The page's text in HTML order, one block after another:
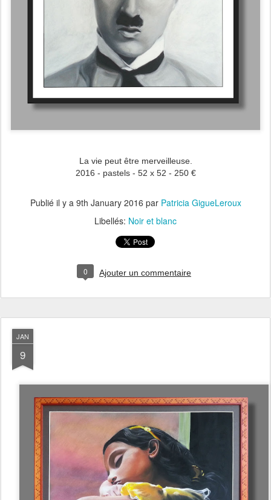
La vie peut être merveilleuse.
2016 - pastels - 52 x 52 - 250 €
Publié il y a 9th January 2016 par Patricia GigueLeroux
Libellés: Noir et blanc
0 Ajouter un commentaire
JAN
9